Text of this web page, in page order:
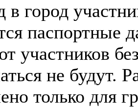
в город
паспортные
участников
не будут.
только для